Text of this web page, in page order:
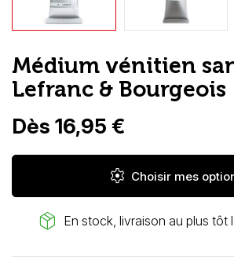
Médium vénitien
Lefranc & Bourgeois
Dès 16,95 €
settings Choisir mes
package_2 En stock, livraison au plus tôt